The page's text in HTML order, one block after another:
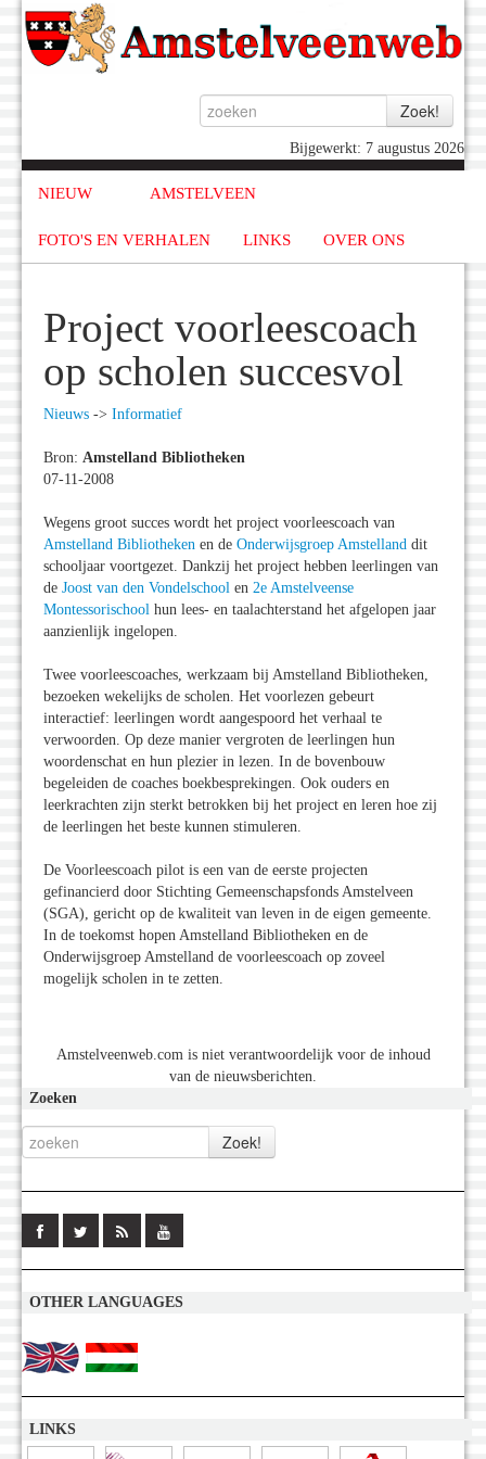
Bijgewerkt: 7 augustus 2026
NIEUW AMSTELVEEN
FOTO'S EN VERHALEN LINKS OVER ONS
Project voorleescoach
op scholen succesvol
Nieuws -> Informatief
Bron: Amstelland Bibliotheken
07-11-2008
Wegens groot succes wordt het project voorleescoach van
Amstelland Bibliotheken en de Onderwijsgroep Amstelland dit
schooljaar voortgezet. Dankzij het project hebben leerlingen van
de Joost van den Vondelschool en 2e Amstelveense
Montessorischool hun lees- en taalachterstand het afgelopen jaar
aanzienlijk ingelopen.
Twee voorleescoaches, werkzaam bij Amstelland Bibliotheken,
bezoeken wekelijks de scholen. Het voorlezen gebeurt
interactief: leerlingen wordt aangespoord het verhaal te
verwoorden. Op deze manier vergroten de leerlingen hun
woordenschat en hun plezier in lezen. In de bovenbouw
begeleiden de coaches boekbesprekingen. Ook ouders en
leerkrachten zijn sterkt betrokken bij het project en leren hoe zij
de leerlingen het beste kunnen stimuleren.
De Voorleescoach pilot is een van de eerste projecten
gefinancierd door Stichting Gemeenschapsfonds Amstelveen
(SGA), gericht op de kwaliteit van leven in de eigen gemeente.
In de toekomst hopen Amstelland Bibliotheken en de
Onderwijsgroep Amstelland de voorleescoach op zoveel
mogelijk scholen in te zetten.
Amstelveenweb.com is niet verantwoordelijk voor de inhoud
van de nieuwsberichten.
Zoeken
OTHER LANGUAGES
LINKS